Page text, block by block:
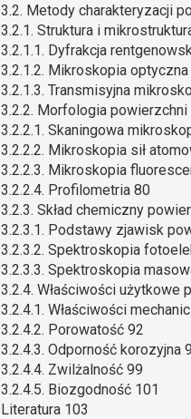
3.2. Metody charakteryzacji
3.2.1. Struktura i
3.2.1.1. Dyfrakcja
3.2.1.2. Mikroskopia optyczna
3.2.1.3. Transmisyjna
3.2.2. Morfologia powierzchni
3.2.2.1. Skaningowa
3.2.2.2. Mikroskopia sił
3.2.2.3. Mikroskopia
3.2.2.4. Profilometria 80
3.2.3. Skład chemiczny
3.2.3.1. Podstawy zjawisk
3.2.3.2. Spektroskopia
3.2.3.3. Spektroskopia
3.2.4. Właściwości użytkowe
3.2.4.1. Właściwości
3.2.4.2. Porowatość 92
3.2.4.3. Odporność korozyjna
3.2.4.4. Zwilżalność 99
3.2.4.5. Biozgodność 101
Literatura 103